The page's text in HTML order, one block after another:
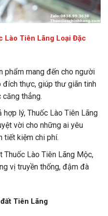
Lào Tiên Lãng Loại Đặc
phẩm mang đến cho người
đích thực, giúp thư giãn tinh
thẳng.
hợp lý, Thuốc Lào Tiên Lãng
vời cho những ai yêu
tiết kiệm chi phí.
Thuốc Lào Tiên Lãng Mộc,
vị truyền thống, đậm đà
Tiên Lãng